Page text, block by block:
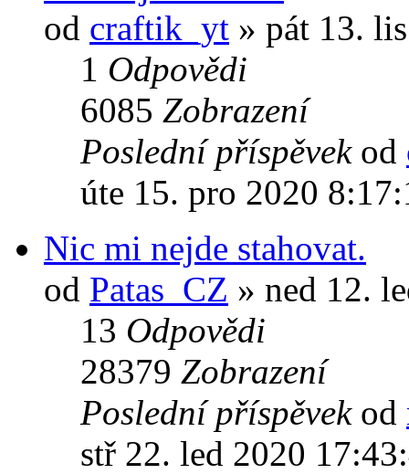
od craftik_yt » pát 13.
1 Odpovědi
6085 Zobrazení
Poslední příspěvek od
úte 15. pro 2020
Nic mi nejde stahovat.
od Patas_CZ » ned 12.
13 Odpovědi
28379 Zobrazení
Poslední příspěvek od
stř 22. led 2020